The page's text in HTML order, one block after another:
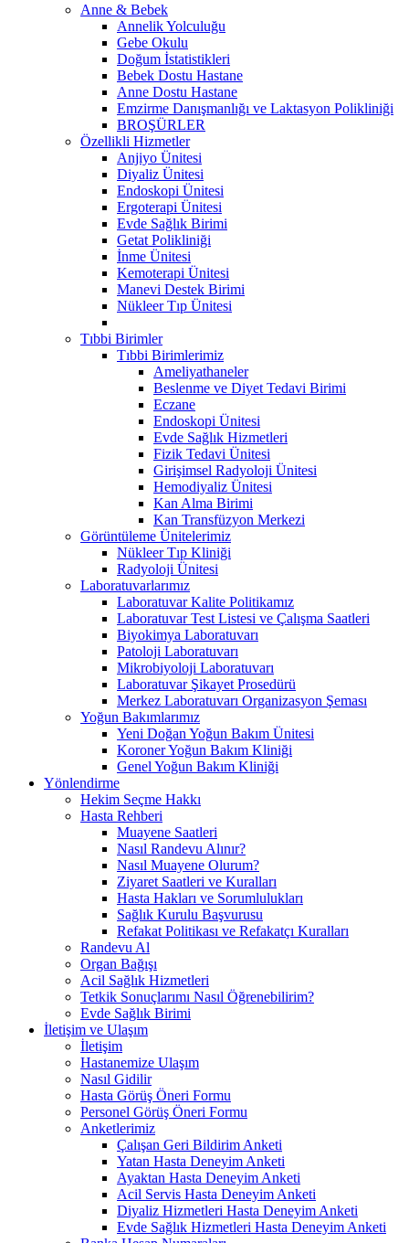
Anne & Bebek
Annelik Yolculuğu
Gebe Okulu
Doğum İstatistikleri
Bebek Dostu Hastane
Anne Dostu Hastane
Emzirme Danışmanlığı ve Laktasyon Polikliniği
BROŞÜRLER
Özellikli Hizmetler
Anjiyo Ünitesi
Diyaliz Ünitesi
Endoskopi Ünitesi
Ergoterapi Ünitesi
Evde Sağlık Birimi
Getat Polikliniği
İnme Ünitesi
Kemoterapi Ünitesi
Manevi Destek Birimi
Nükleer Tıp Ünitesi
Tıbbi Birimler
Tıbbi Birimlerimiz
Ameliyathaneler
Beslenme ve Diyet Tedavi Birimi
Eczane
Endoskopi Ünitesi
Evde Sağlık Hizmetleri
Fizik Tedavi Ünitesi
Girişimsel Radyoloji Ünitesi
Hemodiyaliz Ünitesi
Kan Alma Birimi
Kan Transfüzyon Merkezi
Görüntüleme Ünitelerimiz
Nükleer Tıp Kliniği
Radyoloji Ünitesi
Laboratuvarlarımız
Laboratuvar Kalite Politikamız
Laboratuvar Test Listesi ve Çalışma Saatleri
Biyokimya Laboratuvarı
Patoloji Laboratuvarı
Mikrobiyoloji Laboratuvarı
Laboratuvar Şikayet Prosedürü
Merkez Laboratuvarı Organizasyon Şeması
Yoğun Bakımlarımız
Yeni Doğan Yoğun Bakım Ünitesi
Koroner Yoğun Bakım Kliniği
Genel Yoğun Bakım Kliniği
Yönlendirme
Hekim Seçme Hakkı
Hasta Rehberi
Muayene Saatleri
Nasıl Randevu Alınır?
Nasıl Muayene Olurum?
Ziyaret Saatleri ve Kuralları
Hasta Hakları ve Sorumlulukları
Sağlık Kurulu Başvurusu
Refakat Politikası ve Refakatçı Kuralları
Randevu Al
Organ Bağışı
Acil Sağlık Hizmetleri
Tetkik Sonuçlarımı Nasıl Öğrenebilirim?
Evde Sağlık Birimi
İletişim ve Ulaşım
İletişim
Hastanemize Ulaşım
Nasıl Gidilir
Hasta Görüş Öneri Formu
Personel Görüş Öneri Formu
Anketlerimiz
Çalışan Geri Bildirim Anketi
Yatan Hasta Deneyim Anketi
Ayaktan Hasta Deneyim Anketi
Acil Servis Hasta Deneyim Anketi
Diyaliz Hizmetleri Hasta Deneyim Anketi
Evde Sağlık Hizmetleri Hasta Deneyim Anketi